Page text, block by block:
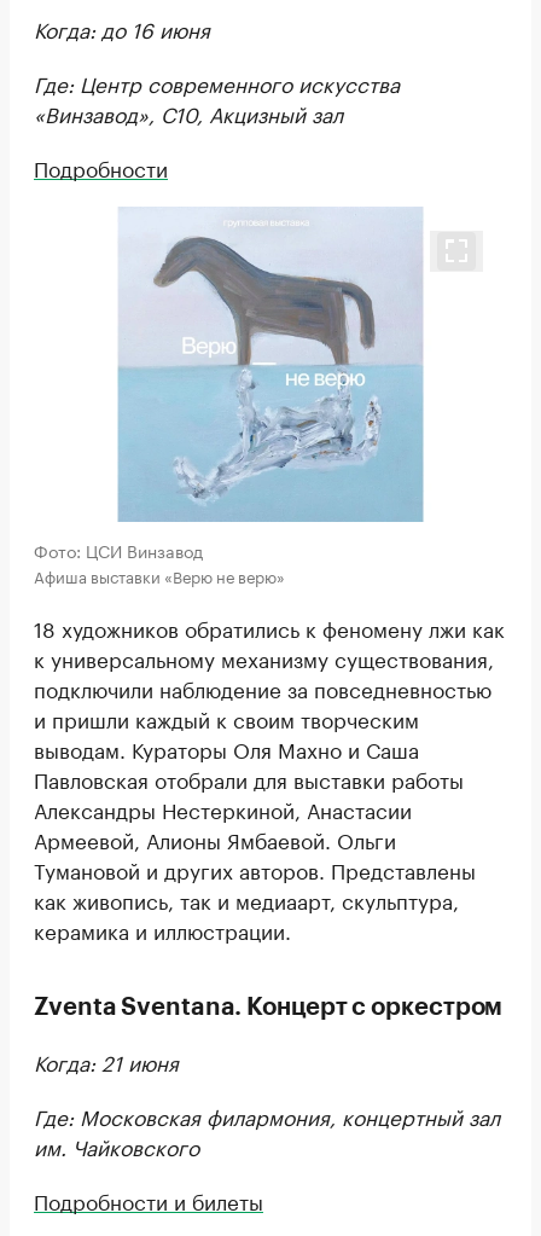
Когда: до 16 июня
Где: Центр современного искусства
«Винзавод», С10, Акцизный зал
Подробности
Фото: ЦСИ Винзавод
Афиша выставки «Верю не верю»
18 художников обратились к феномену лжи как
к универсальному механизму существования,
подключили наблюдение за повседневностью
и пришли каждый к своим творческим
выводам. Кураторы Оля Махно и Саша
Павловская отобрали для выставки работы
Александры Нестеркиной, Анастасии
Армеевой, Алионы Ямбаевой. Ольги
Тумановой и других авторов. Представлены
как живопись, так и медиаарт, скульптура,
керамика и иллюстрации.
Zventa Sventana. Концерт с оркестром
Когда: 21 июня
Где: Московская филармония, концертный зал
им. Чайковского
Подробности и билеты